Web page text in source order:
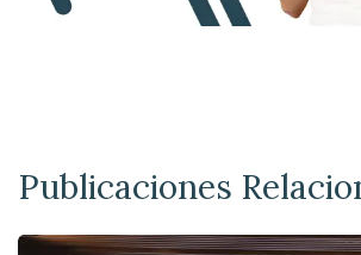
Publicaciones